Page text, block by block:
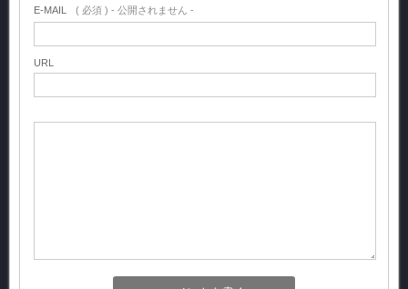
E-MAIL ( 必須 ) - 公開されません -
URL